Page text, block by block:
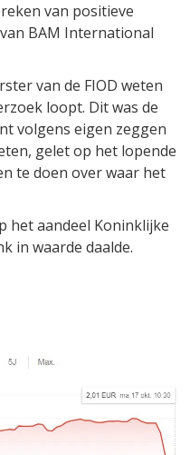
van positieve
BAM International
van de FIOD weten
loopt. Dit was de
volgens eigen zeggen
gelet op het lopende
te doen over waar het
het aandeel Koninklijke
in waarde daalde.